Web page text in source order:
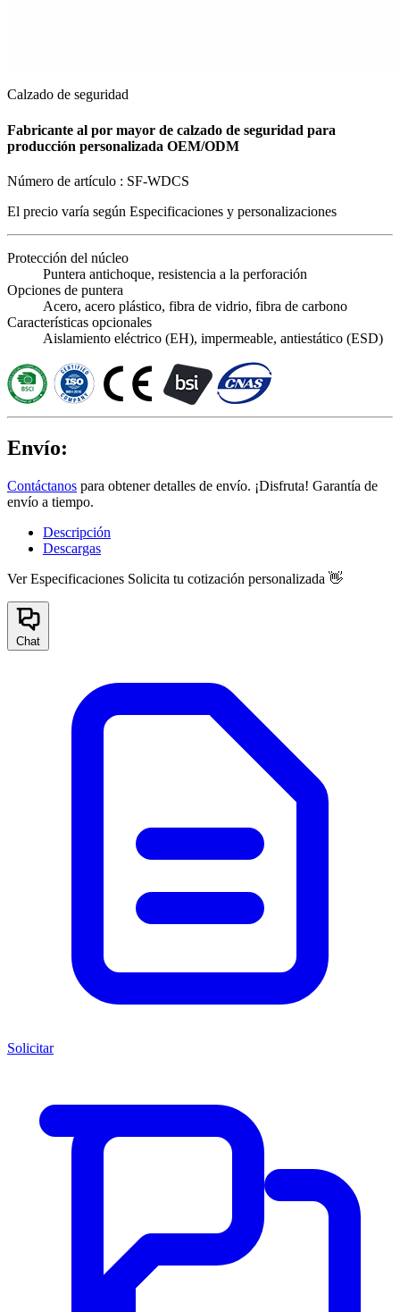
Calzado de seguridad
Fabricante al por mayor de calzado de seguridad para
producción personalizada OEM/ODM
Número de artículo : SF-WDCS
El precio varía según Especificaciones y personalizaciones
Protección del núcleo
Puntera antichoque, resistencia a la perforación
Opciones de puntera
Acero, acero plástico, fibra de vidrio, fibra de carbono
Características opcionales
Aislamiento eléctrico (EH), impermeable, antiestático (ESD)
Envío:
Contáctanos para obtener detalles de envío. ¡Disfruta! Garantía de
envío a tiempo.
Descripción
Descargas
Ver Especificaciones Solicita tu cotización personalizada 👋
Chat
Solicitar